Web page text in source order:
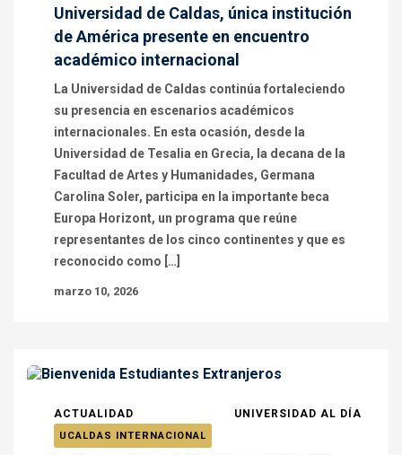
Universidad de Caldas, única institución
de América presente en encuentro
académico internacional
La Universidad de Caldas continúa fortaleciendo
su presencia en escenarios académicos
internacionales. En esta ocasión, desde la
Universidad de Tesalia en Grecia, la decana de la
Facultad de Artes y Humanidades, Germana
Carolina Soler, participa en la importante beca
Europa Horizont, un programa que reúne
representantes de los cinco continentes y que es
reconocido como […]
marzo 10, 2026
ACTUALIDAD UNIVERSIDAD AL DÍA
UCALDAS INTERNACIONAL